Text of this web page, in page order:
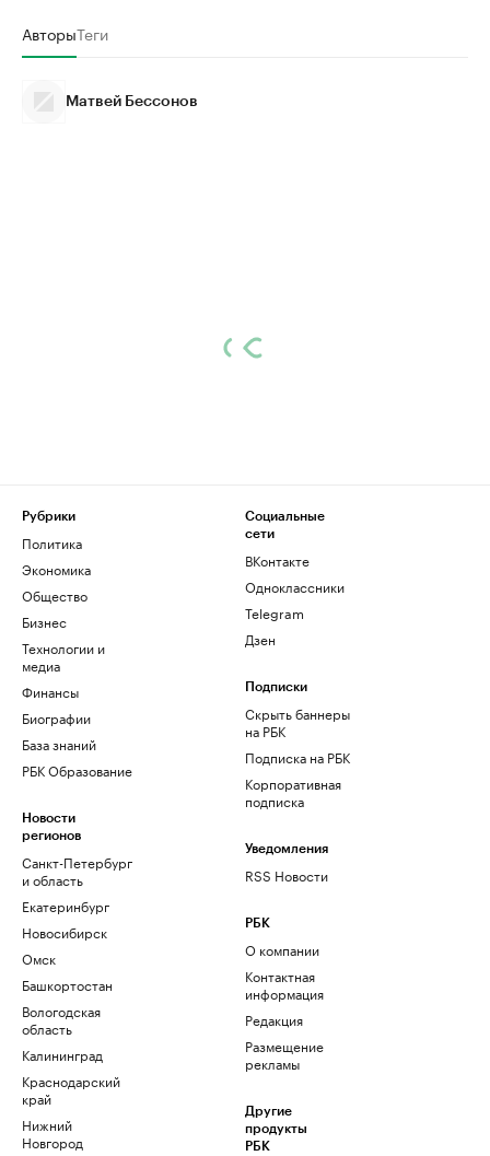
АвторыТеги
Матвей Бессонов
Рубрики
Политика
Экономика
Общество
Бизнес
Технологии и
медиа
Финансы
Биографии
База знаний
РБК Образование
Новости
регионов
Санкт-Петербург
и область
Екатеринбург
Новосибирск
Омск
Башкортостан
Вологодская
область
Калининград
Краснодарский
край
Нижний
Новгород
Социальные
сети
ВКонтакте
Одноклассники
Telegram
Дзен
Подписки
Скрыть баннеры
на РБК
Подписка на РБК
Корпоративная
подписка
Уведомления
RSS Новости
РБК
О компании
Контактная
информация
Редакция
Размещение
рекламы
Другие
продукты
РБК